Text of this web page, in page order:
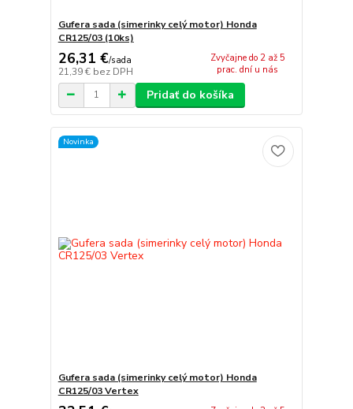
Gufera sada (simerinky celý motor) Honda
CR125/03 (10ks)
26,31 €/sada
21,39 € bez DPH
Zvyčajne do 2 až 5
prac. dní u nás
Pridať do košíka
Novinka
Gufera sada (simerinky celý motor) Honda
CR125/03 Vertex